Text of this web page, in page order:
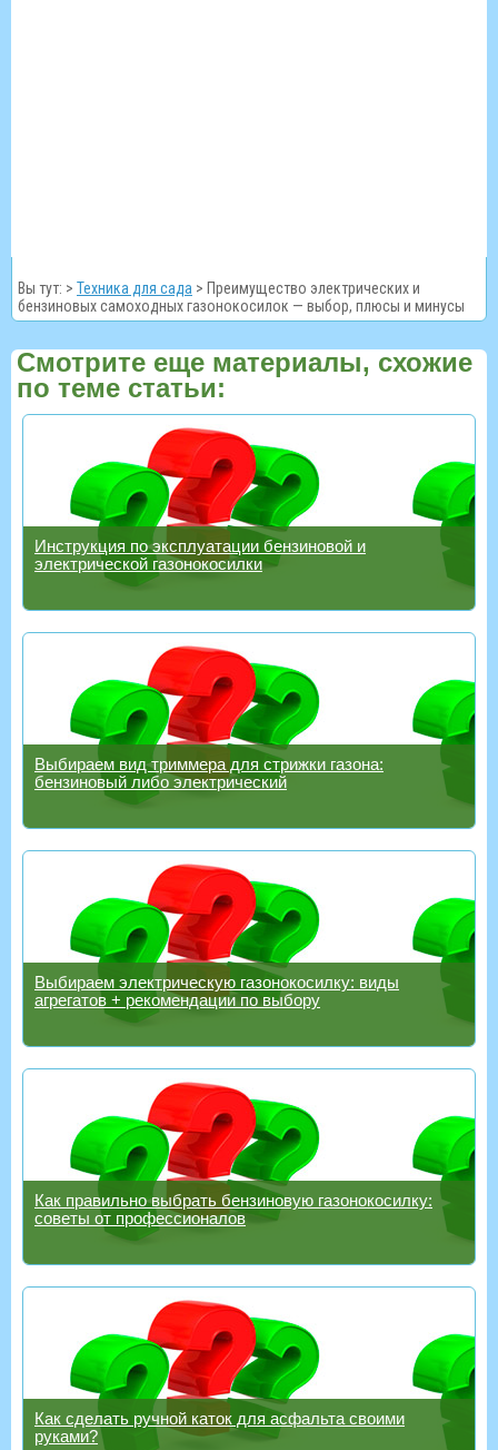
Вы тут: > Техника для сада > Преимущество электрических и
бензиновых самоходных газонокосилок — выбор, плюсы и минусы
Смотрите еще материалы, схожие
по теме статьи:
Инструкция по эксплуатации бензиновой и
электрической газонокосилки
Выбираем вид триммера для стрижки газона:
бензиновый либо электрический
Выбираем электрическую газонокосилку: виды
агрегатов + рекомендации по выбору
Как правильно выбрать бензиновую газонокосилку:
советы от профессионалов
Как сделать ручной каток для асфальта своими
руками?